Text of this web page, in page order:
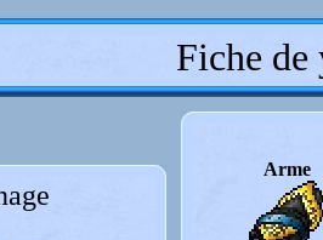
Fiche
Arme